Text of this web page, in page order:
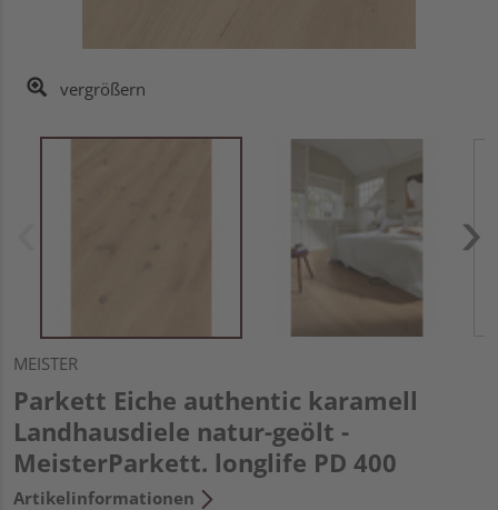
vergrößern
MEISTER
Parkett Eiche authentic karamell
Landhausdiele natur-geölt -
MeisterParkett. longlife PD 400
Artikelinformationen